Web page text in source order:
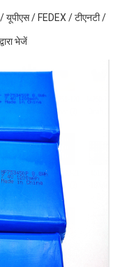
/ यूपीएस / FEDEX / टीएनटी /
भेजें